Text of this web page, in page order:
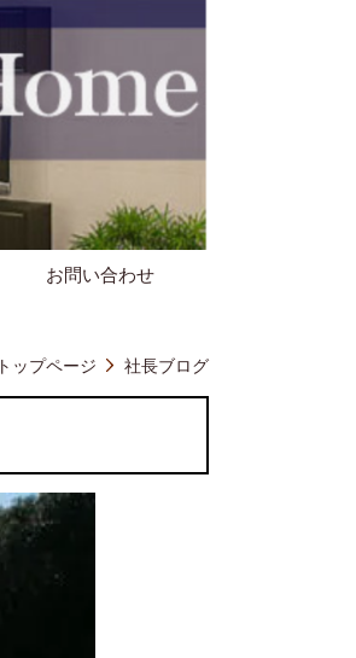
お問い合わせ
トップページ 社長ブログ